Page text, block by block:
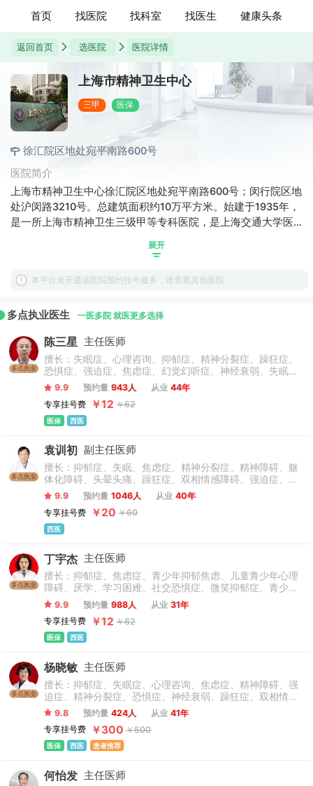
首页 找医院 找科室 找医生 健康头条
返回首页 选医院 医院详情
上海市精神卫生中心
三甲 医保
徐汇院区地处宛平南路600号
医院简介
上海市精神卫生中心徐汇院区地处宛平南路600号；闵行院区地
处沪闵路3210号。总建筑面积约10万平方米。始建于1935年，
是一所上海市精神卫生三级甲等专科医院，是上海交通大学医
电影像、心理测量、临床流行病学、儿少行为、心理咨询与治
精神疾病临床医学中心、老年精神医学、预防精神医学为医学
展开
本平台未开通该医院预约挂号服务，请查看其他医院
多点执业医生 一医多院 就医更多选择
多点执业
陈三星 主任医师
擅长：失眠症、心理咨询、抑郁症、精神分裂症、躁狂症、
恐惧症、强迫症、焦虑症、幻觉幻听症、神经衰弱、失眠多
梦、脑损伤、精神障碍、青少年抑郁症、双相情感障碍、疑
病症、植物神经紊乱、情绪障碍心理治疗、心理干预、创伤
后应激障碍等精神心理疾病的诊断与精准个性化治疗。擅于
运用心理学原理疏导情绪问题、人际关系问题。
9.9 预约量 943人 从业 44年
专享挂号费
￥12 ￥62
医保 西医
多点执业
袁训初 副主任医师
擅长：抑郁症、失眠、焦虑症、精神分裂症、精神障碍、躯
体化障碍、头晕头痛、躁狂症、双相情感障碍、强迫症、社
交恐惧症、神经衰弱、心理障碍、植物神经紊乱、酒瘾、网
瘾，多动症、抽动症、注意力缺陷、儿童心理障碍、厌学、
学习困难、青少年情绪障碍、社交恐惧症、沉迷游戏、易暴
易怒、不出门不社交、睡眠障碍、情绪易怒、叛逆、亲子关
9.9 预约量 1046人 从业 40年
专享挂号费
￥20 ￥60
西医
多点执业
丁宇杰 主任医师
擅长：抑郁症、焦虑症、青少年抑郁焦虑、儿童青少年心理
障碍、厌学、学习困难、社交恐惧症、微笑抑郁症、青少年
情绪障碍、精神分裂症、精神障碍、双相情感障碍、失眠
症、睡眠障碍、躁狂症、情感障碍、忧郁症、躁郁症、恐惧
症、幻听、妄想症、植物神经紊乱、躯体化形式障碍、神经
官能症、神经衰弱、癔症、疑病症、惊恐障碍、心境障碍等
9.9 预约量 988人 从业 31年
专享挂号费
￥12 ￥62
医保 西医
多点执业
杨晓敏 主任医师
擅长：抑郁症、失眠症、心理咨询、焦虑症、精神障碍、强
迫症、精神分裂症、恐惧症、神经衰弱、躁狂症、双相情感
障碍、心理障碍、神经官能症、头晕头疼、植物神经紊乱、
自闭症、儿童抽动症、人格障碍、酒精依赖症、成人/青少年
心理咨询、青少年情绪与行为障碍。
9.8 预约量 424人 从业 41年
专享挂号费
￥300 ￥500
医保 西医 患者推荐
何怡发 主任医师